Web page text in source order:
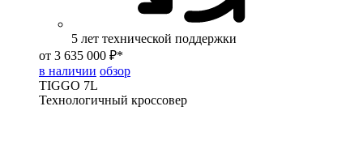
5 лет технической поддержки
от 3 635 000 ₽*
в наличии обзор
TIGGO 7L
Технологичный кроссовер